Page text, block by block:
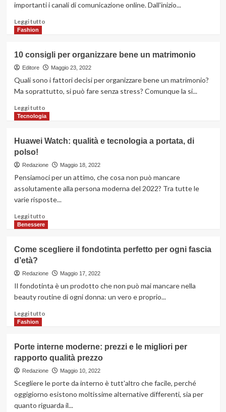
Manduria,
road
importanti i canali di comunicazione online. Dall'inizio...
Leggi tuttoLeggi
E-
mail
marketing,
i
software
il
Fashion
10 consigli per organizzare bene un matrimonio
Editore Maggio 23, 2022
Quali sono i fattori decisi per organizzare bene un matrimonio?
Ma soprattutto, si può fare senza stress? Comunque la si...
Leggi tuttoLeggi
di
10
per
organizzare
bene
un
matrimonio
Tecnologia
Huawei Watch: qualità e tecnologia a portata, di
polso!
Redazione Maggio 18, 2022
Pensiamoci per un attimo, che cosa non può mancare
assolutamente alla persona moderna del 2022? Tra tutte le
varie risposte...
Leggi tuttoLeggi
di
Huawei
qualità
tecnologia
a
Benessere
Come scegliere il fondotinta perfetto per ogni fascia
d’età?
Redazione Maggio 17, 2022
Il fondotinta è un prodotto che non può mai mancare nella
beauty routine di ogni donna: un vero e proprio...
Leggi tuttoLeggi
Come
scegliere
il
fondotinta
perfetto
per
ogni
Fashion
Porte interne moderne: prezzi e le migliori per
rapporto qualità prezzo
Redazione Maggio 10, 2022
Scegliere le porte da interno è tutt'altro che facile, perché
oggigiorno esistono moltissime alternative differenti, sia per
quanto riguarda il...